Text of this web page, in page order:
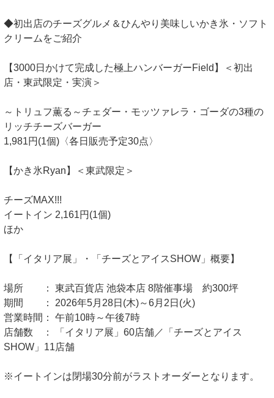
◆初出店のチーズグルメ＆ひんやり美味しいかき氷・ソフト
クリームをご紹介
【3000日かけて完成した極上ハンバーガーField】＜初出
店・東武限定・実演＞
～トリュフ薫る～チェダー・モッツァレラ・ゴーダの3種の
リッチチーズバーガー
1,981円(1個)〈各日販売予定30点〉
【かき氷Ryan】＜東武限定＞
チーズMAX!!!
イートイン 2,161円(1個)
ほか
【「イタリア展」・「チーズとアイスSHOW」概要】
場所 ： 東武百貨店 池袋本店 8階催事場 約300坪
期間 ： 2026年5月28日(木)～6月2日(火)
営業時間： 午前10時～午後7時
店舗数 ： 「イタリア展」60店舗／「チーズとアイス
SHOW」11店舗
※イートインは閉場30分前がラストオーダーとなります。